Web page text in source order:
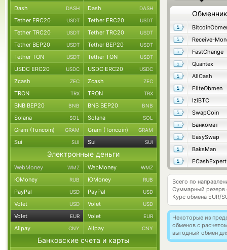
Обменник
Receive-
FastChange
Quantex
AllCash
EliteObmen
IziBTC
SwapCoin
Банкомат
EasySwap
BaksMan
ECashExpert
Всего по
Суммарный резерв
Курс обмена EUR/
Некоторые из
обменов с
выгодный обмен
Dash DASH Dash DASH
Tether ERC20 USDT Tether ERC20 USDT
Tether TRC20 USDT Tether TRC20 USDT
Tether BEP20 USDT Tether BEP20 USDT
Tether TON USDT Tether TON USDT
USDC ERC20 USDC USDC ERC20 USDC
Zcash ZEC Zcash ZEC
TRON TRX TRON TRX
BNB BEP20 BNB BNB BEP20 BNB
Solana SOL Solana SOL
Gram (Toncoin) GRAM Gram (Toncoin) GRAM
Sui SUI Sui SUI
Электронные деньги
WebMoney WMZ WebMoney WMZ
ЮMoney RUB ЮMoney RUB
PayPal USD PayPal USD
Volet USD Volet USD
Volet EUR Volet EUR
Alipay CNY Alipay CNY
Банковские счета и карты